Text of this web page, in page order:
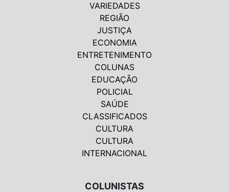
VARIEDADES
REGIÃO
JUSTIÇA
ECONOMIA
ENTRETENIMENTO
COLUNAS
EDUCAÇÃO
POLICIAL
SAÚDE
CLASSIFICADOS
CULTURA
CULTURA
INTERNACIONAL
COLUNISTAS